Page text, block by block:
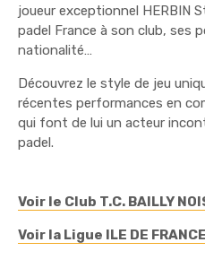
joueur exceptionnel HERBIN
padel France à son club, ses
nationalité…
Découvrez le style de jeu
récentes performances en
qui font de lui un acteur
padel.
Voir le Club T.C. BAILLY
Voir la Ligue ILE DE FRANCE